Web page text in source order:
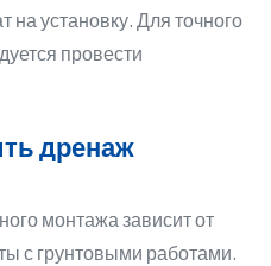
на установку. Для точного
провести
дренаж
монтажа зависит от
с грунтовыми работами.